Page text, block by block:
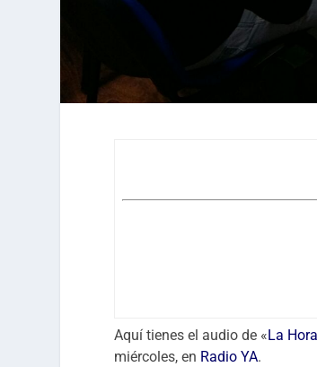
Aquí tienes el audio de «La
miércoles, en Radio YA.